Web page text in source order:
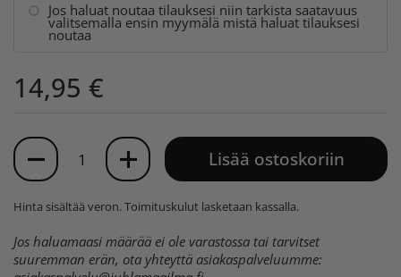
Jos haluat noutaa tilauksesi niin tarkista saatavuus
valitsemalla ensin myymälä mistä haluat tilauksesi
noutaa
14,95 €
Määrä
Lisää ostoskoriin
Hinta sisältää veron.Toimituskulut lasketaan kassalla.
Jos haluamaasi määrää ei ole varastossa tai tarvitset
suuremman erän, ota yhteyttä asiakaspalveluumme: